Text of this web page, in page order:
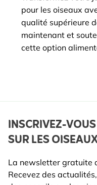
pour les oiseaux
qualité supérieure
maintenant et
cette option
INSCRIVEZ-
SUR LES
La newsletter gratuite
Recevez des